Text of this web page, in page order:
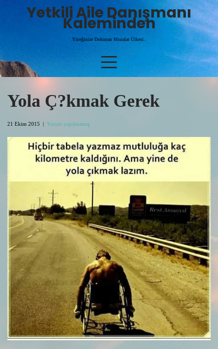
Yetkili Aile Danışmanı
Kaleminden
Yüreğinize Dokunan Mısralar Ülkesi..
Yola Ç?kmak Gerek
21 Ekim 2015 | Yorum yapılmamış